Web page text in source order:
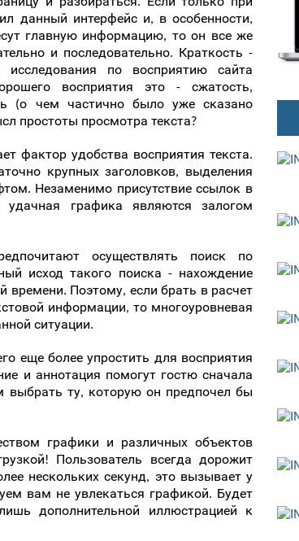
данный интерфейс и, в особенности,
главную информацию, то он все же
и последовательно. Краткость -
по восприятию сайта
восприятия это - сжатость,
(о чем частично было уже сказано
простоты просмотра текста?
фактор удобства восприятия текста.
крупных заголовков, выделения
Незаменимо присутствие ссылок в
графика являются залогом
осуществлять поиск по
исход такого поиска - нахождение
времени. Поэтому, если брать в расчет
информации, то многоуровневая
ситуации.
еще более упростить для восприятия
и аннотация помогут гостю сначала
выбрать ту, которую он предпочел бы
графики и различных объектов
Пользователь всегда дорожит
нескольких секунд, это вызывает у
вам не увлекаться графикой. Будет
дополнительной иллюстрацией к